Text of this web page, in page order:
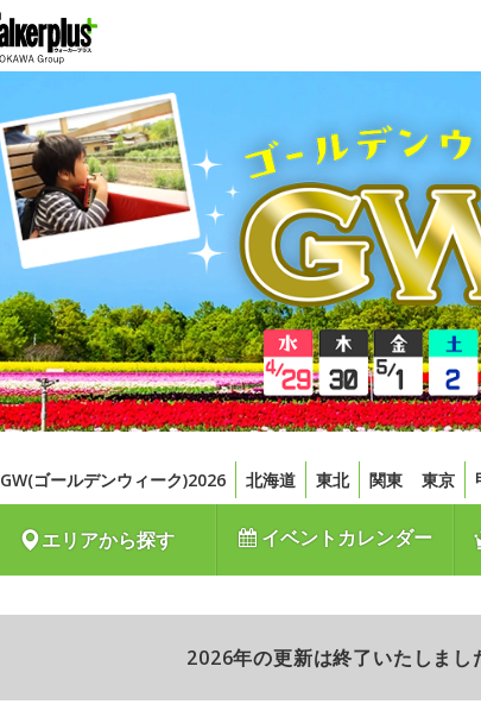
GW(ゴールデンウィーク)2026 北海道 東北 関東 東京
エリアから探す イベントカレンダー
2026年の更新は終了いたしまし